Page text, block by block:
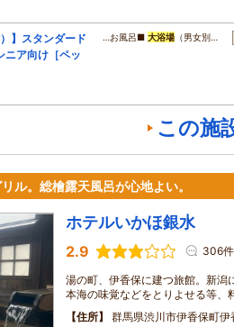
】スタンダード
ニア向け［ペッ
…お風呂■ 大浴場 （男女別…
この施
ル。総檜露天風呂が心地よい。
ホテルいかほ銀水
2.9 306件
湯の町、伊香保に建つ旅館。新潟
本海の味覚などをとりよせる等、
住所
群馬県渋川市伊香保町伊